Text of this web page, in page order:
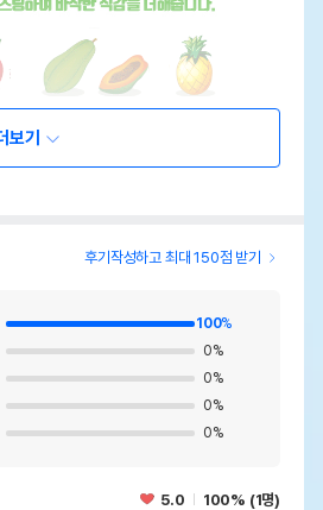
보기
후기작성하고 최대 150점 받기
100%
0%
0%
0%
0%
5.0 100% (1명)